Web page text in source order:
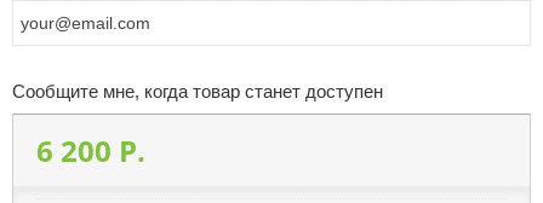
Сообщите мне, когда товар станет доступен
6 200 P.